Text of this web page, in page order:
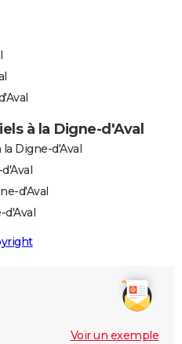
à la Digne-d'Aval
Digne-d'Aval
d'Aval
d'Aval
Voir un exemple